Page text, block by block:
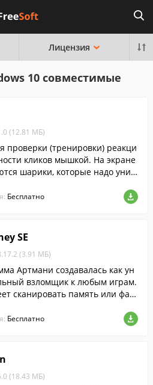
Лицензия
10 совместимые
(12.81 МБ)
проверки (тренировки) реакци
кликов мышкой. На экране
шарики, которые надо унич
Бесплатно
SE
(3.91 МБ)
Артмани создавалась как ун
взломщик к любым играм.
сканировать память или фай
Имеется поддержка русс
Бесплатно
(18.43 МБ)